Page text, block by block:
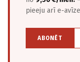
pieeju arī e-
ABONĒT